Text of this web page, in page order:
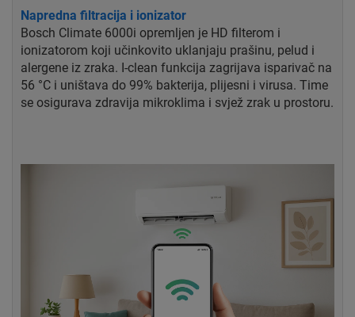
Napredna filtracija i ionizator
Bosch Climate 6000i opremljen je HD filterom i
ionizatorom koji učinkovito uklanjaju prašinu, pelud i
alergene iz zraka. I-clean funkcija zagrijava isparivač na
56 °C i uništava do 99% bakterija, plijesni i virusa. Time
se osigurava zdravija mikroklima i svjež zrak u prostoru.